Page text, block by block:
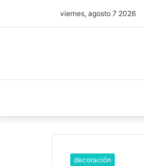
viernes, agosto 7 2026
decoración